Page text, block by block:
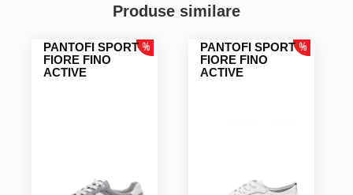
Foarte mulțumită!
Maya S.
Produse similare
PANTOFI SPORT
FIORE FINO
ACTIVE
PANTOFI SPORT
FIORE FINO
ACTIVE